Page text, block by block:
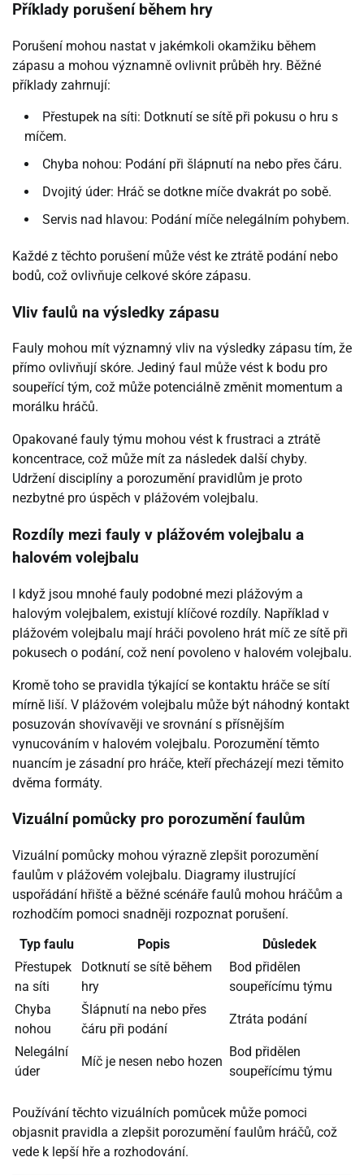
Příklady porušení během hry
Porušení mohou nastat v jakémkoli okamžiku během
zápasu a mohou významně ovlivnit průběh hry. Běžné
příklady zahrnují:
Přestupek na síti: Dotknutí se sítě při pokusu o hru s
míčem.
Chyba nohou: Podání při šlápnutí na nebo přes čáru.
Dvojitý úder: Hráč se dotkne míče dvakrát po sobě.
Servis nad hlavou: Podání míče nelegálním pohybem.
Každé z těchto porušení může vést ke ztrátě podání nebo
bodů, což ovlivňuje celkové skóre zápasu.
Vliv faulů na výsledky zápasu
Fauly mohou mít významný vliv na výsledky zápasu tím, že
přímo ovlivňují skóre. Jediný faul může vést k bodu pro
soupeřící tým, což může potenciálně změnit momentum a
morálku hráčů.
Opakované fauly týmu mohou vést k frustraci a ztrátě
koncentrace, což může mít za následek další chyby.
Udržení disciplíny a porozumění pravidlům je proto
nezbytné pro úspěch v plážovém volejbalu.
Rozdíly mezi fauly v plážovém volejbalu a
halovém volejbalu
I když jsou mnohé fauly podobné mezi plážovým a
halovým volejbalem, existují klíčové rozdíly. Například v
plážovém volejbalu mají hráči povoleno hrát míč ze sítě při
pokusech o podání, což není povoleno v halovém volejbalu.
Kromě toho se pravidla týkající se kontaktu hráče se sítí
mírně liší. V plážovém volejbalu může být náhodný kontakt
posuzován shovívavěji ve srovnání s přísnějším
vynucováním v halovém volejbalu. Porozumění těmto
nuancím je zásadní pro hráče, kteří přecházejí mezi těmito
dvěma formáty.
Vizuální pomůcky pro porozumění faulům
Vizuální pomůcky mohou výrazně zlepšit porozumění
faulům v plážovém volejbalu. Diagramy ilustrující
uspořádání hřiště a běžné scénáře faulů mohou hráčům a
rozhodčím pomoci snadněji rozpoznat porušení.
Typ faulu
Popis
Důsledek
Přestupek
na síti
Dotknutí se sítě během
hry
Bod přidělen
soupeřícímu týmu
Chyba
nohou
Šlápnutí na nebo přes
čáru při podání
Ztráta podání
Nelegální
úder
Míč je nesen nebo hozen
Bod přidělen
soupeřícímu týmu
Používání těchto vizuálních pomůcek může pomoci
objasnit pravidla a zlepšit porozumění faulům hráčů, což
vede k lepší hře a rozhodování.